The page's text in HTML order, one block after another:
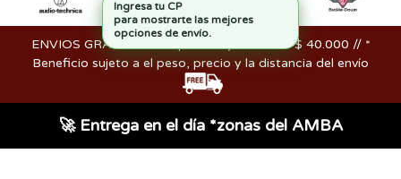
ENVIOS GRATIS en compras mayores a los $ 40.000 // *
Beneficio sujeto a el peso, precio y la distancia del envío
🚀 Entrega en el día *zonas del AMBA